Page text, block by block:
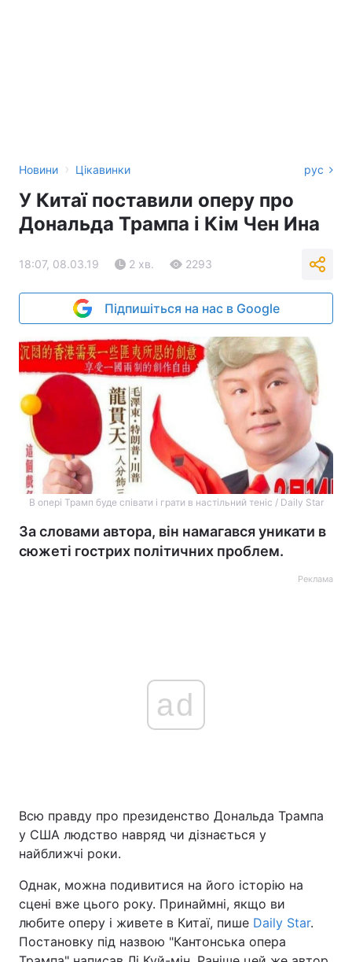
Новини › Цікавинки рус
У Китаї поставили оперу про
Дональда Трампа і Кім Чен Ина
18:07, 08.03.19 2 хв. 2293
Підпишіться на нас в Google
В опері Трамп буде співати і грати в настільний теніс / Daily Star
За словами автора, він намагався уникати в
сюжеті гострих політичних проблем.
Реклама
ad
Всю правду про президенство Дональда Трампа
у США людство навряд чи дізнається у
найближчі роки.
Однак, можна подивитися на його історію на
сцені вже цього року. Принаймні, якщо ви
любите оперу і живете в Китаї, пише Daily Star.
Постановку під назвою "Кантонська опера